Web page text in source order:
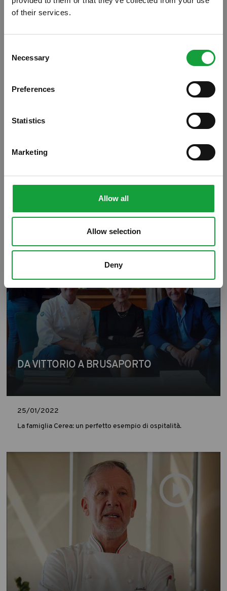
of their services.
Selection
Necessary
Preferences
Statistics
Marketing
Allow all
Allow selection
Deny
DA VITTORIO A BRUSAPORTO
25/01/2022
La famiglia Cerea: un perfetto esempio di ospitalità.
ISCRIVITI ALLA NEWSLETTER
Resta aggiornato su tutte le ultime novita nel campo